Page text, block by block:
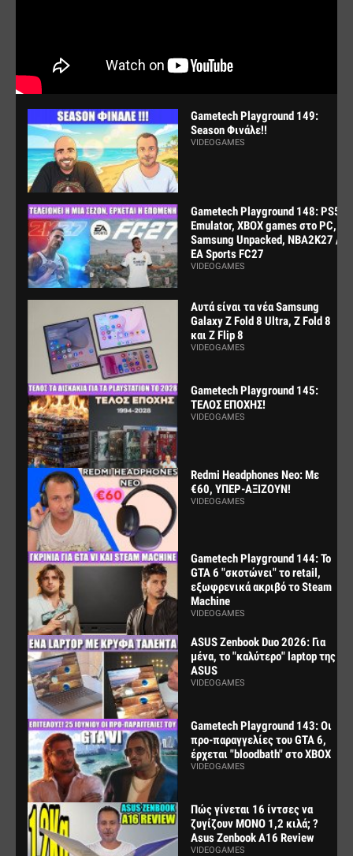
Gametech Playground 149:
Season Φινάλε!!
VIDEOGAMES
Gametech Playground 148: PS5
Emulator, XBOX games στο PC,
Samsung Unpacked, NBA2K27 /
EA Sports FC27
VIDEOGAMES
Αυτά είναι τα νέα Samsung
Galaxy Z Fold 8 Ultra, Z Fold 8
και Z Flip 8
VIDEOGAMES
Gametech Playground 145:
ΤΕΛΟΣ ΕΠΟΧΗΣ!
VIDEOGAMES
Redmi Headphones Neo: Με
€60, ΥΠΕΡ-ΑΞΙΖΟΥΝ!
VIDEOGAMES
Gametech Playground 144: Το
GTA 6 "σκοτώνει" το retail,
εξωφρενικά ακριβό το Steam
Machine
VIDEOGAMES
ASUS Zenbook Duo 2026: Για
μένα, το "καλύτερο" laptop της
ASUS
VIDEOGAMES
Gametech Playground 143: Οι
προ-παραγγελίες του GTA 6,
έρχεται "bloodbath" στο XBOX
VIDEOGAMES
Πώς γίνεται 16 ίντσες να
ζυγίζουν ΜΟΝΟ 1,2 κιλά; ?
Asus Zenbook A16 Review
VIDEOGAMES